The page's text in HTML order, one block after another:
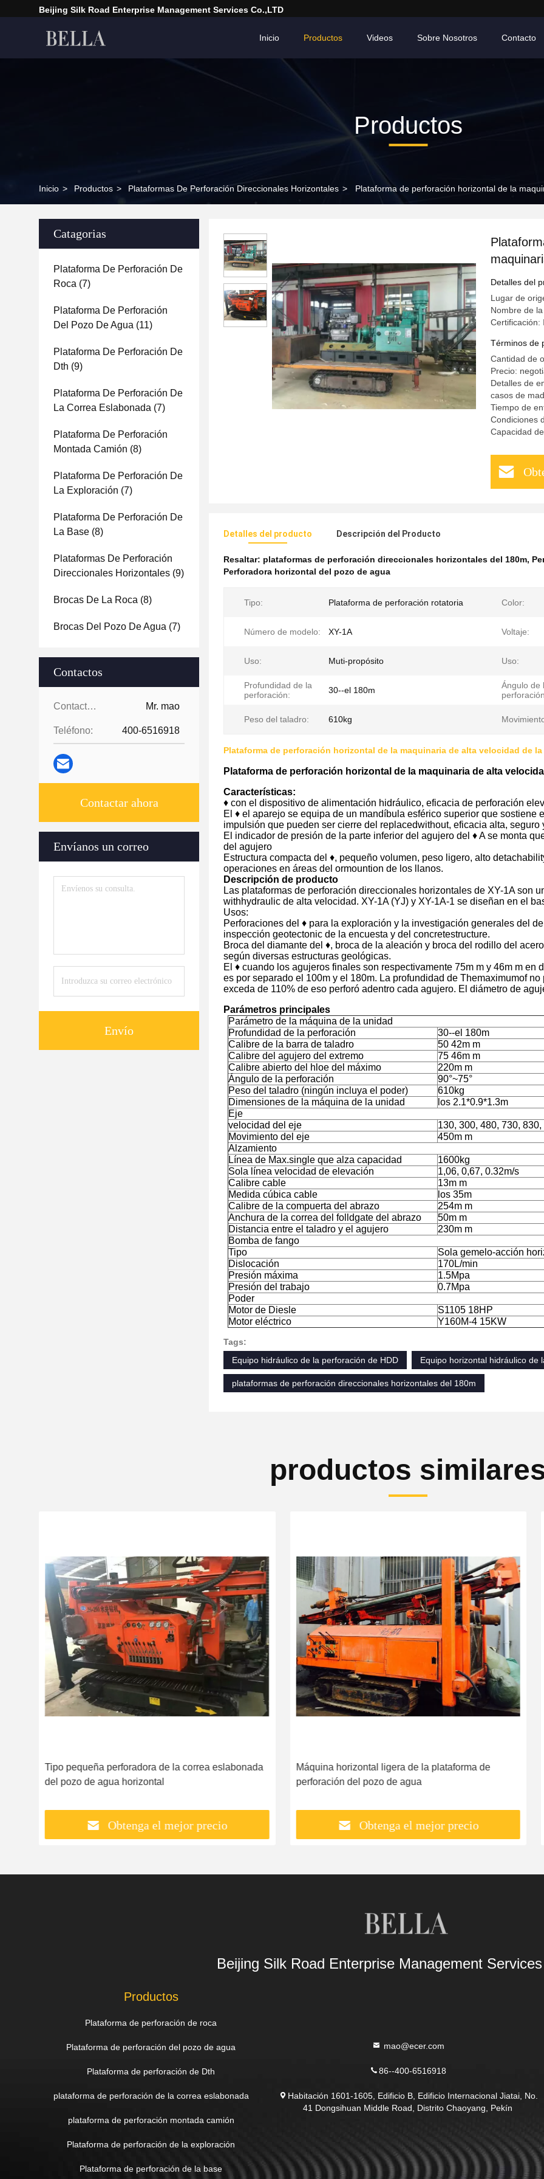
Beijing Silk Road Enterprise Management Services Co.,LTD
Inicio Productos Videos Sobre Nosotros Contacto
Productos
Inicio > Productos > Plataformas De Perforación Direccionales Horizontales > Plataforma de perforación horizontal de la
Catagorias
Plataforma De Perforación De
Roca (7)
Plataforma De Perforación
Del Pozo De Agua (11)
Plataforma De Perforación De
Dth (9)
Plataforma De Perforación De
La Correa Eslabonada (7)
Plataforma De Perforación
Montada Camión (8)
Plataforma De Perforación De
La Exploración (7)
Plataforma De Perforación De
La Base (8)
Plataformas De Perforación
Direccionales Horizontales (9)
Brocas De La Roca (8)
Brocas Del Pozo De Agua (7)
Contactos
Contactos: Mr. mao
Teléfono: 400-6516918
Contactar ahora
Envíanos un correo
Envío
Detalles del
Lugar de
Nombre de
Certificación:
Términos de
Cantidad de
Precio:
Detalles de
casos de
Tiempo de
Condiciones
Capacidad
Detalles del producto Descripción del Producto
Resaltar: plataformas de perforación direccionales horizontales del 180m,
Perforadora horizontal del pozo de agua
Tipo: Plataforma de perforación rotatoria Color:
Número de modelo: XY-1A Voltaje:
Uso: Muti-propósito Uso:
Profundidad de la
perforación:
30--el 180m
Ángulo de
Peso del taladro: 610kg
Plataforma de perforación horizontal de la maquinaria de alta velocidad de
Plataforma de perforación horizontal de la maquinaria de alta
Características:
♦ con el dispositivo de alimentación hidráulico, eficacia de perforación
El ♦ el aparejo se equipa de un mandíbula esférico superior que sostiene
impulsión que pueden ser cierre del replacedwithout, eficacia alta, seguro
El indicador de presión de la parte inferior del agujero del ♦ A se monta
del agujero
Estructura compacta del ♦, pequeño volumen, peso ligero, alto
operaciones en áreas del ormountion de los llanos.
Descripción de producto
Las plataformas de perforación direccionales horizontales de XY-1A son
withhydraulic de alta velocidad. XY-1A (YJ) y XY-1A-1 se diseñan en el
Usos:
Perforaciones del ♦ para la exploración y la investigación generales del
inspección geotectonic de la encuesta y del concretestructure.
Broca del diamante del ♦, broca de la aleación y broca del rodillo del
según diversas estructuras geológicas.
El ♦ cuando los agujeros finales son respectivamente 75m m y 46m m
es por separado el 100m y el 180m. La profundidad de Themaximumof no
exceda de 110% de eso perforó adentro cada agujero. El diámetro de
Parámetros principales
Parámetro de la máquina de la unidad
Profundidad de la perforación
30--el 180m
Calibre de la barra de taladro
50 42m m
Calibre del agujero del extremo
75 46m m
Calibre abierto del hloe del máximo
220m m
Ángulo de la perforación
90°~75°
Peso del taladro (ningún incluya el poder)
610kg
Dimensiones de la máquina de la unidad
los 2.1*0.9*1.3m
Eje
velocidad del eje
130, 300, 480, 730,
Movimiento del eje
450m m
Alzamiento
Línea de Max.single que alza capacidad
1600kg
Sola línea velocidad de elevación
1,06, 0,67, 0.32m/s
Calibre cable
13m m
Medida cúbica cable
los 35m
Calibre de la compuerta del abrazo
254m m
Anchura de la correa del folldgate del abrazo
50m m
Distancia entre el taladro y el agujero
230m m
Bomba de fango
Tipo
Sola gemelo-acción
Dislocación
170L/min
Presión máxima
1.5Mpa
Presión del trabajo
0.7Mpa
Poder
Motor de Diesle
S1105 18HP
Motor eléctrico
Y160M-4 15KW
Tags:
Equipo hidráulico de la perforación de HDD
Equipo horizontal hidráulico de
plataformas de perforación direccionales horizontales del 180m
productos
Tipo pequeña perforadora de la correa eslabonada
del pozo de agua horizontal
Obtenga el mejor precio
Máquina horizontal ligera de la plataforma de
perforación del pozo de agua
Obtenga el mejor precio
Beijing Silk Road Enterprise Management
Productos
Plataforma de perforación de roca
Plataforma de perforación del pozo de agua
Plataforma de perforación de Dth
plataforma de perforación de la correa eslabonada
plataforma de perforación montada camión
Plataforma de perforación de la exploración
Plataforma de perforación de la base
mao@ecer.com
86--400-6516918
Habitación 1601-1605, Edificio B, Edificio Internacional Jiatai, No.
41 Dongsihuan Middle Road, Distrito Chaoyang, Pekín